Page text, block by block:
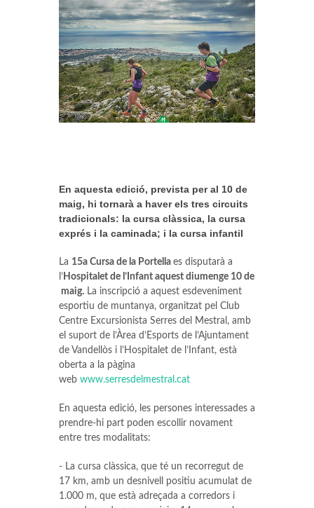
En aquesta edició, prevista per al 10 de
maig, hi tornarà a haver els tres circuits
tradicionals: la cursa clàssica, la cursa
exprés i la caminada; i la cursa infantil
La 15a Cursa de la Portella es disputarà a
l’ Hospitalet de l’Infant aquest diumenge 10 de
maig. La inscripció a aquest esdeveniment
esportiu de muntanya, organitzat pel Club
Centre Excursionista Serres del Mestral, amb
el suport de l’Àrea d’Esports de l’Ajuntament
de Vandellòs i l’Hospitalet de l’Infant, està
oberta a la pàgina
web www.serresdelmestral.cat
En aquesta edició, les persones interessades a
prendre-hi part poden escollir novament
entre tres modalitats:
- La cursa clàssica, que té un recorregut de
17 km, amb un desnivell positiu acumulat de
1.000 m, que està adreçada a corredors i